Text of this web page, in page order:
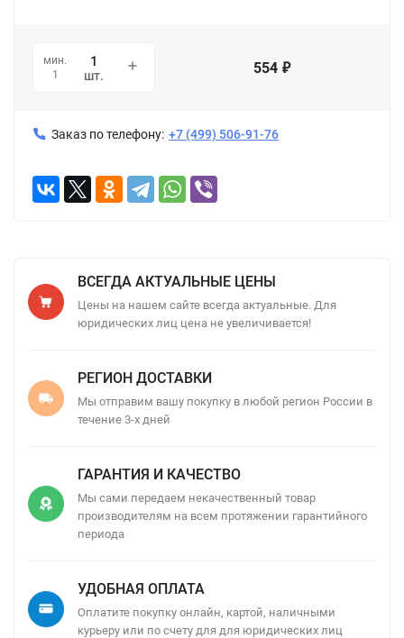
мин.
1
шт. 554 ₽
Заказ по телефону: +7 (499) 506-91-76
ВСЕГДА АКТУАЛЬНЫЕ ЦЕНЫ
Цены на нашем сайте всегда актуальные. Для
юридических лиц цена не увеличивается!
РЕГИОН ДОСТАВКИ
Мы отправим вашу покупку в любой регион России в
течение 3-х дней
ГАРАНТИЯ И КАЧЕСТВО
Мы сами передаем некачественный товар
производителям на всем протяжении гарантийного
периода
УДОБНАЯ ОПЛАТА
Оплатите покупку онлайн, картой, наличными
курьеру или по счету для для юридических лиц